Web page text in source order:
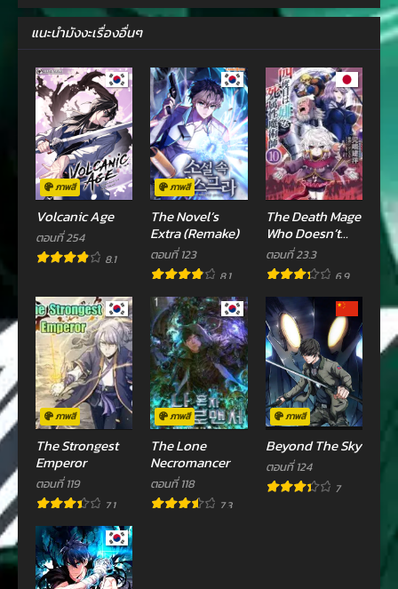
เมษายน 3, 2023 เมษายน 3, 2023
เมษายน 3, 2023 เมษายน 3, 2023
ตอนที่ 68
เมษายน 3, 2023
ตอนที่ 67
เมษายน 3, 2023
ตอนที่ 66
เมษายน 3, 2023
ตอนที่ 65
เมษายน 3, 2023
ตอนที่ 64
เมษายน 3, 2023
ตอนที่ 63
เมษายน 3, 2023
เมษายน 3, 2023
ตอนที่ 61
เมษายน 3, 2023
ตอนที่ 60
เมษายน 3, 2023
ตอนที่ 59
กันยายน 29, 2022
ตอนที่ 58
กันยายน 22, 2022
ตอนที่ 57
กันยายน 22, 2022
ตอนที่ 56
กันยายน 19, 2022 กันยายน 12, 2022
ตอนที่ 54
กันยายน 8, 2022
ตอนที่ 53
ตอนที่ 52
สิงหาคม 9, 2022
แนะนำมังงะเรื่องอื่นๆ
ภาพสี
Volcanic Age
ตอนที่ 254
8.1
ภาพสี
The Novel’s
Extra (Remake)
ตอนที่ 123
8.1
The Death Mage
Who Doesn’t
Want a Fourth
Time
ตอนที่ 23.3
6.9
ภาพสี
The Strongest
Emperor
ตอนที่ 119
7.1
ภาพสี
The Lone
Necromancer
ตอนที่ 118
7.3
ภาพสี
Beyond The Sky
ตอนที่ 124
7